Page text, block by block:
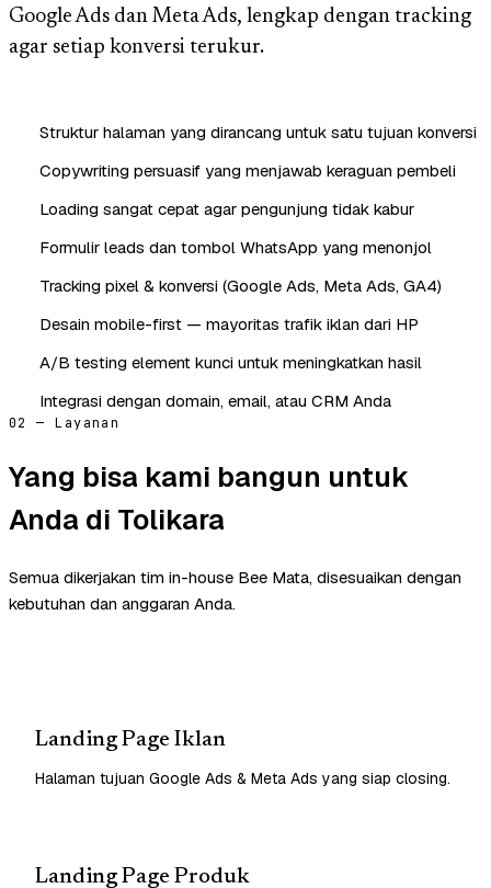
Google Ads dan Meta Ads, lengkap dengan tracking
agar setiap konversi terukur.
Struktur halaman yang dirancang untuk satu tujuan konversi
Copywriting persuasif yang menjawab keraguan pembeli
Loading sangat cepat agar pengunjung tidak kabur
Formulir leads dan tombol WhatsApp yang menonjol
Tracking pixel & konversi (Google Ads, Meta Ads, GA4)
Desain mobile-first — mayoritas trafik iklan dari HP
A/B testing element kunci untuk meningkatkan hasil
Integrasi dengan domain, email, atau CRM Anda
02 — Layanan
Yang bisa kami bangun untuk
Anda di Tolikara
Semua dikerjakan tim in-house Bee Mata, disesuaikan dengan
kebutuhan dan anggaran Anda.
Landing Page Iklan
Halaman tujuan Google Ads & Meta Ads yang siap closing.
Landing Page Produk